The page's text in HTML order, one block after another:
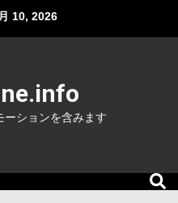
10, 2026
ーションを含みます